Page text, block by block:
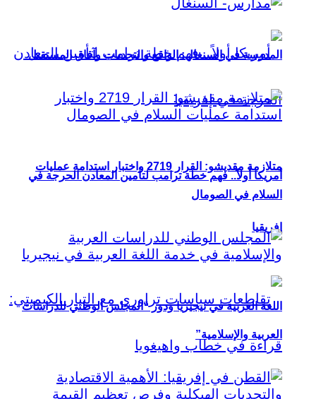
أمريكا أولاً.. فهم خطة ترامب لتأمين المعادن الحرجة في
إفريقيا
المدرسة في السنغال: الواقع والتحديات وآفاق المستقبل
متلازمة مقديشو: القرار 2719 واختبار استدامة عمليات
السلام في الصومال
اللغة العربية في نيجيريا ودور “المجلس الوطني للدراسات
العربية والإسلامية”